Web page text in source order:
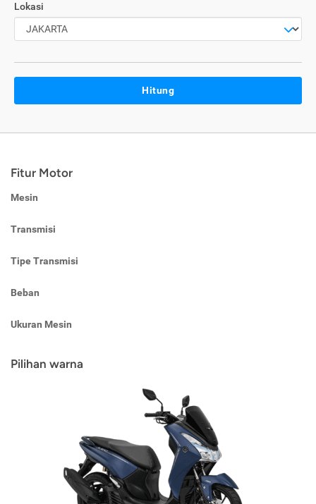
Lokasi
Hitung
Fitur Motor
Mesin
Transmisi
Tipe Transmisi
Beban
Ukuran Mesin
Pilihan warna